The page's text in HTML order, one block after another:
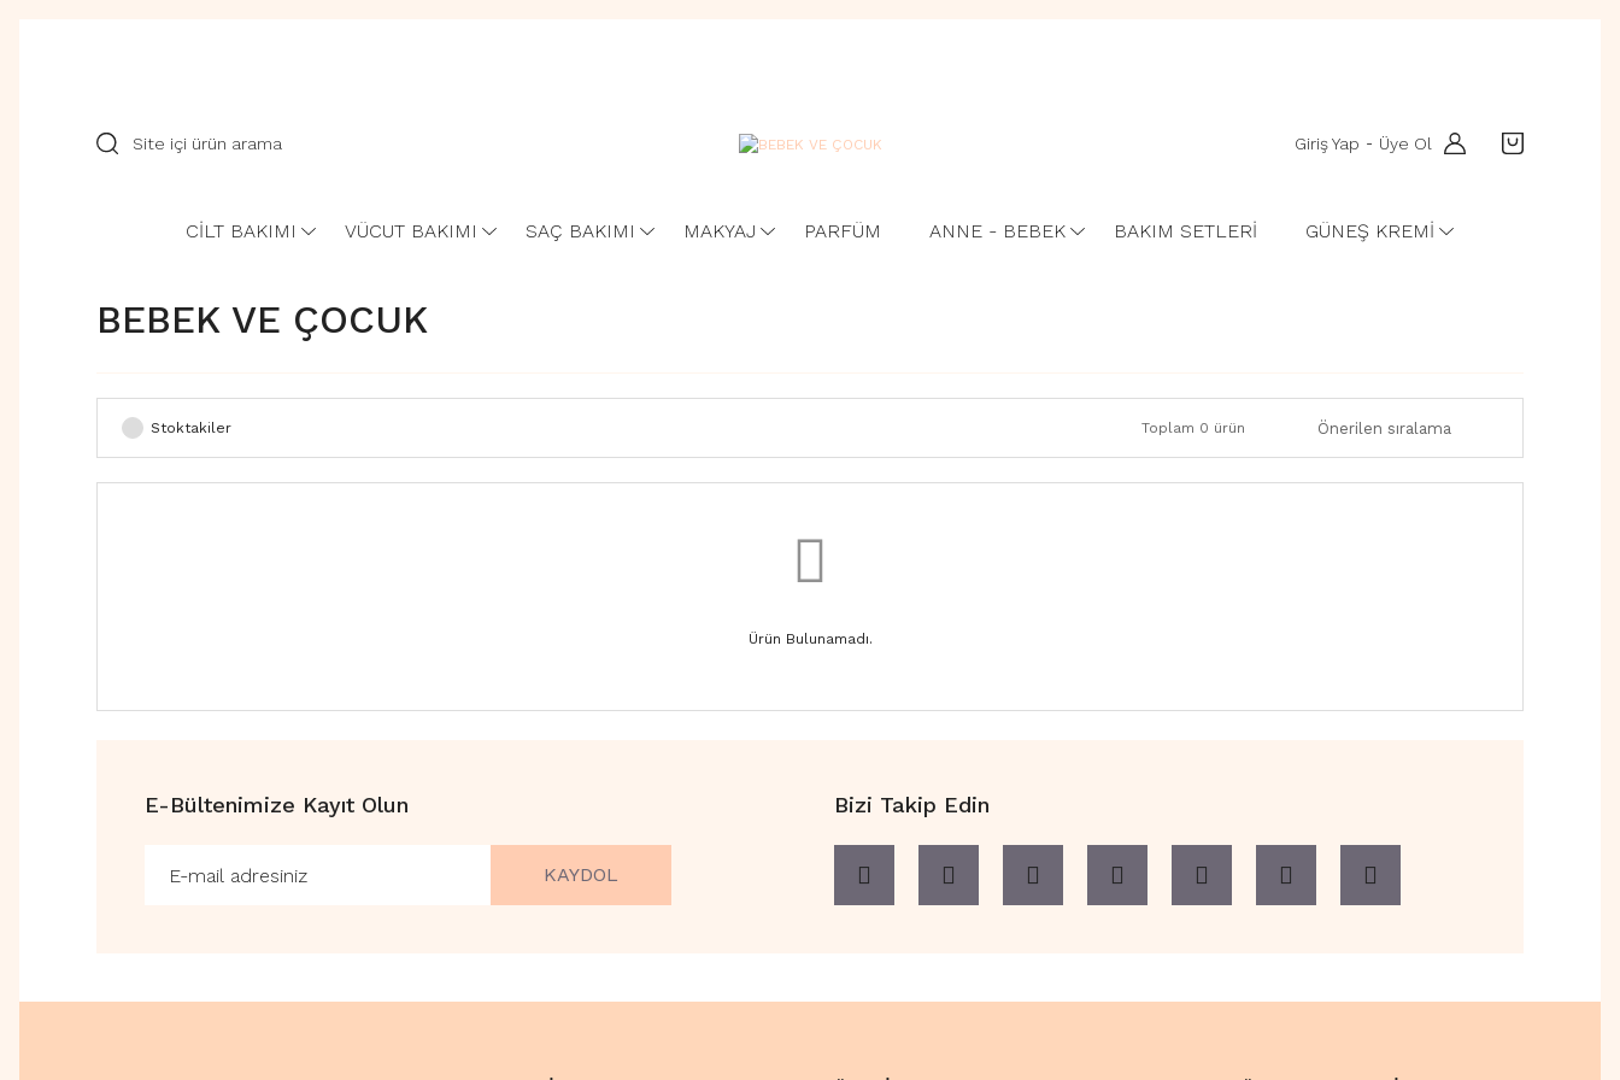
Giriş Yap - Üye Ol
CİLT BAKIMI VÜCUT BAKIMI SAÇ BAKIMI MAKYAJ PARFÜM ANNE - BEBEK BAKIM SETLERİ GÜNEŞ KREMİ
BEBEK VE ÇOCUK
Stoktakiler Toplam 0 ürün
Ürün Bulunamadı.
E-Bültenimize Kayıt Olun
KAYDOL
Bizi Takip Edin